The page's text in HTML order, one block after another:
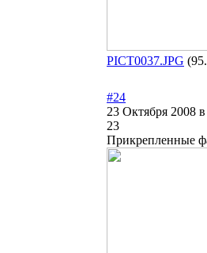
PICT0037.JPG
#24
23 Октября 2008
23
Прикрепленные